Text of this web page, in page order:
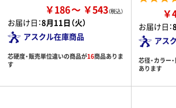
￥186 ￥543
お届け日：8月11日（火）
アスクル在庫商品
芯硬度・販売単位違いの商品が16商品ありま
す
￥
お届け日：
アス
芯径・カラー
あります